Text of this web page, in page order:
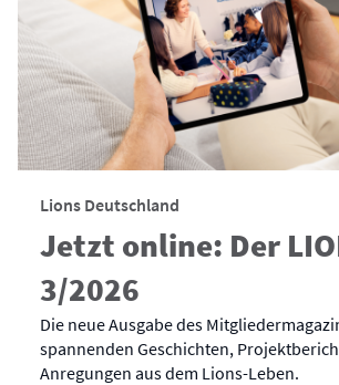
Lions Deutschland
Jetzt online: Der
3/2026
Die neue Ausgabe des
spannenden Geschichten,
Anregungen aus dem Lions-Leben.